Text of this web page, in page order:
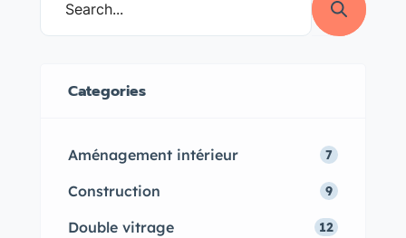
Categories
Aménagement intérieur 7
Construction 9
Double vitrage 12